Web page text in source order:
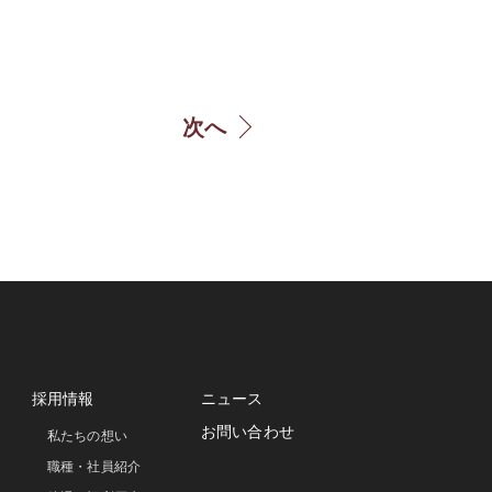
次へ
採用情報
私たちの想い
職種・社員紹介
ニュース
お問い合わせ